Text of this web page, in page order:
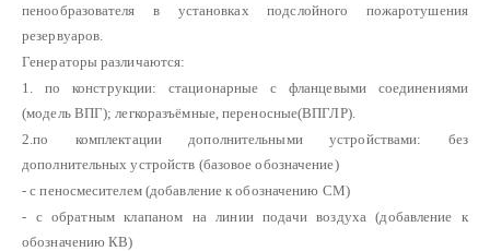
пенообразователя в установках подслойного пожаротушения
резервуаров.
Генераторы различаются:
1. по конструкции: стационарные с фланцевыми соединениями
(модель ВПГ); легкоразъёмные, переносные(ВПГЛР).
2.по комплектации дополнительными устройствами: без
дополнительных устройств (базовое обозначение)
- с пеносмесителем (добавление к обозначению СМ)
- с обратным клапаном на линии подачи воздуха (добавление к
обозначению КВ)